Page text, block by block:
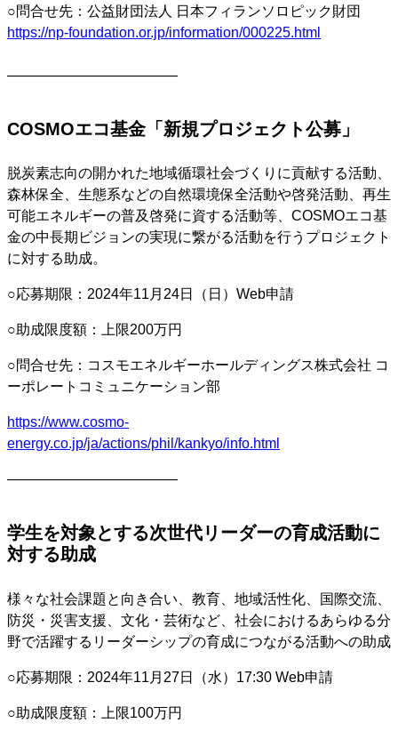
○問合せ先：公益財団法人 日本フィランソロピック財団
https://np-foundation.or.jp/information/000225.html
————————————
COSMOエコ基金「新規プロジェクト公募」
脱炭素志向の開かれた地域循環社会づくりに貢献する活動、
森林保全、生態系などの自然環境保全活動や啓発活動、再生
可能エネルギーの普及啓発に資する活動等、COSMOエコ基
金の中長期ビジョンの実現に繋がる活動を行うプロジェクト
に対する助成。
○応募期限：2024年11月24日（日）Web申請
○助成限度額：上限200万円
○問合せ先：コスモエネルギーホールディングス株式会社 コ
ーポレートコミュニケーション部
https://www.cosmo-
energy.co.jp/ja/actions/phil/kankyo/info.html
————————————
学生を対象とする次世代リーダーの育成活動に
対する助成
様々な社会課題と向き合い、教育、地域活性化、国際交流、
防災・災害支援、文化・芸術など、社会におけるあらゆる分
野で活躍するリーダーシップの育成につながる活動への助成
○応募期限：2024年11月27日（水）17:30 Web申請
○助成限度額：上限100万円